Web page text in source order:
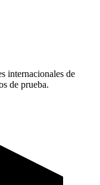
internacionales de
de prueba.